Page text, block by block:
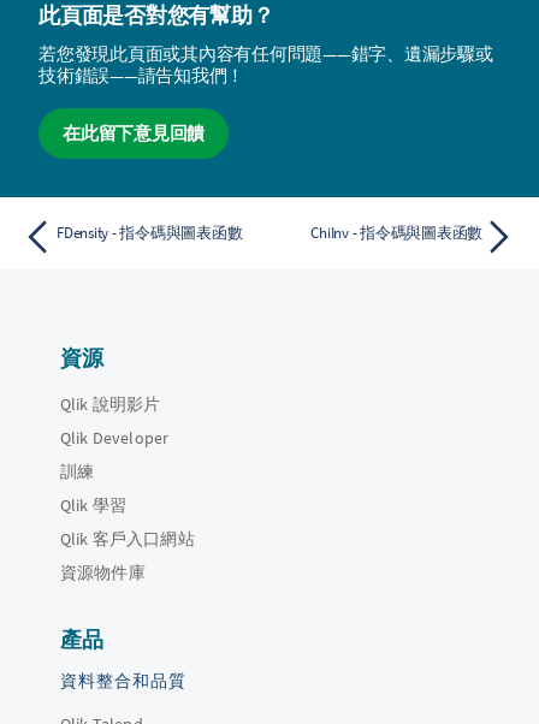
此頁面是否對您有幫助？
若您發現此頁面或其內容有任何問題——錯字、遺漏步驟或
技術錯誤——請告知我們！
在此留下意見回饋
FDensity - 指令碼與圖表函數 ChiInv - 指令碼與圖表函數
資源
Qlik 說明影片
Qlik Developer
訓練
Qlik 學習
Qlik 客戶入口網站
資源物件庫
產品
資料整合和品質